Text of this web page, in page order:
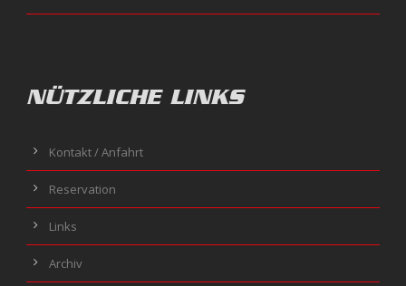
NÜTZLICHE LINKS
Kontakt / Anfahrt
Reservation
Links
Archiv